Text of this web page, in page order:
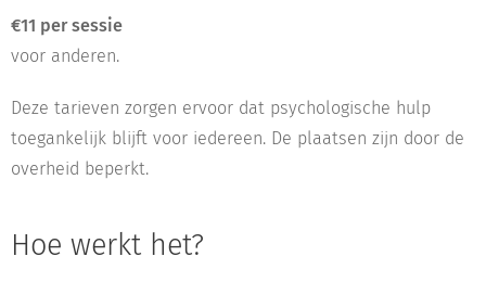
€11 per sessie
voor anderen.
Deze tarieven zorgen ervoor dat psychologische hulp
toegankelijk blijft voor iedereen. De plaatsen zijn door de
overheid beperkt.
Hoe werkt het?